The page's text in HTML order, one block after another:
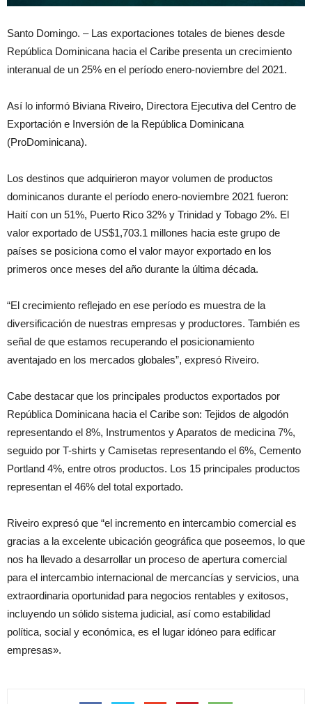
Santo Domingo. – Las exportaciones totales de bienes desde
República Dominicana hacia el Caribe presenta un crecimiento
interanual de un 25% en el período enero-noviembre del 2021.
Así lo informó Biviana Riveiro, Directora Ejecutiva del Centro de
Exportación e Inversión de la República Dominicana
(ProDominicana).
Los destinos que adquirieron mayor volumen de productos
dominicanos durante el período enero-noviembre 2021 fueron:
Haití con un 51%, Puerto Rico 32% y Trinidad y Tobago 2%. El
valor exportado de US$1,703.1 millones hacia este grupo de
países se posiciona como el valor mayor exportado en los
primeros once meses del año durante la última década.
“El crecimiento reflejado en ese período es muestra de la
diversificación de nuestras empresas y productores. También es
señal de que estamos recuperando el posicionamiento
aventajado en los mercados globales”, expresó Riveiro.
Cabe destacar que los principales productos exportados por
República Dominicana hacia el Caribe son: Tejidos de algodón
representando el 8%, Instrumentos y Aparatos de medicina 7%,
seguido por T-shirts y Camisetas representando el 6%, Cemento
Portland 4%, entre otros productos. Los 15 principales productos
representan el 46% del total exportado.
Riveiro expresó que “el incremento en intercambio comercial es
gracias a la excelente ubicación geográfica que poseemos, lo que
nos ha llevado a desarrollar un proceso de apertura comercial
para el intercambio internacional de mercancías y servicios, una
extraordinaria oportunidad para negocios rentables y exitosos,
incluyendo un sólido sistema judicial, así como estabilidad
política, social y económica, es el lugar idóneo para edificar
empresas».